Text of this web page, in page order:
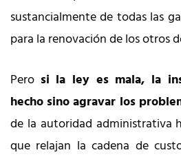
sustancialmente de todas las
para la renovación de los otros
Pero si la ley es mala, la
hecho sino agravar los
de la autoridad administrativa
que relajan la cadena de